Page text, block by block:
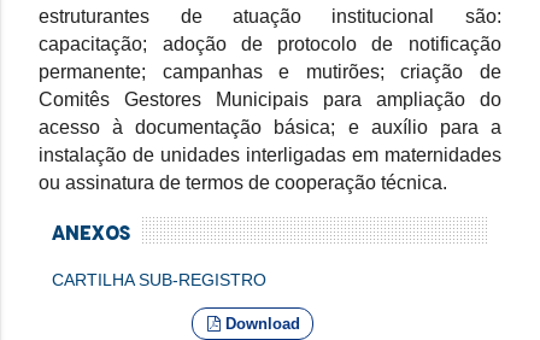
estruturantes de atuação institucional são:
capacitação; adoção de protocolo de notificação
permanente; campanhas e mutirões; criação de
Comitês Gestores Municipais para ampliação do
acesso à documentação básica; e auxílio para a
instalação de unidades interligadas em maternidades
ou assinatura de termos de cooperação técnica.
ANEXOS
CARTILHA SUB-REGISTRO
Download